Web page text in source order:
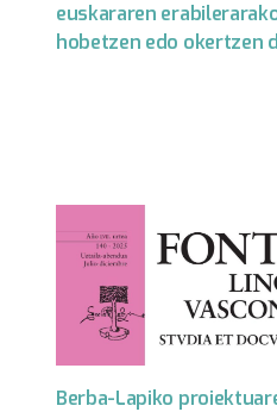
euskararen
hobetzen edo okertzen
Berba-Lapiko